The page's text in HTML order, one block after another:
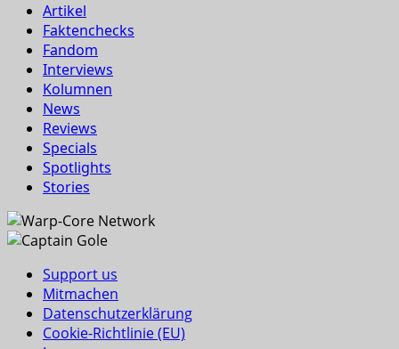
Artikel
Faktenchecks
Fandom
Interviews
Kolumnen
News
Reviews
Specials
Spotlights
Stories
Support us
Mitmachen
Datenschutzerklärung
Cookie-Richtlinie (EU)